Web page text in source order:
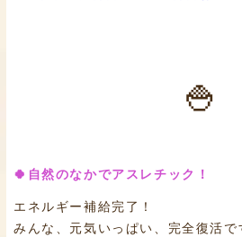
🍚
🍀自然のなかでアスレチック！
エネルギー補給完了！
みんな、元気いっぱい、完全復活